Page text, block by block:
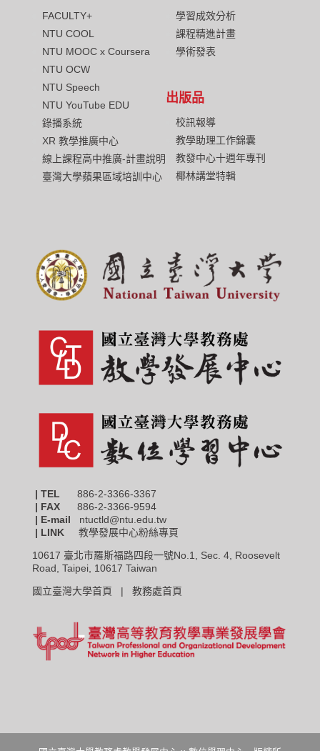
FACULTY+
NTU COOL
NTU MOOC x Coursera
NTU OCW
NTU Speech
NTU YouTube EDU
錄播系統
XR 教學推廣中心
線上課程高中推廣-計畫說明
臺灣大學蘋果區域培訓中心
學習成效分析
課程精進計畫
學術發表
出版品
校訊報導
教學助理工作錦囊
教發中心十週年專刊
椰林講堂特輯
| TEL 886-2-3366-3367
| FAX
886-2-3366-9594
| E-mail ntuctld@ntu.edu.tw
| LINK 教學發展中心粉絲專頁
10617 臺北市羅斯福路四段一號No.1, Sec. 4, Roosevelt
Road, Taipei, 10617 Taiwan
國立臺灣大學首頁 | 教務處首頁